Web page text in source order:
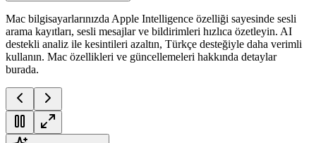
Mac bilgisayarlarınızda Apple Intelligence özelliği sayesinde sesli
arama kayıtları, sesli mesajlar ve bildirimleri hızlıca özetleyin. AI
destekli analiz ile kesintileri azaltın, Türkçe desteğiyle daha verimli
kullanın. Mac özellikleri ve güncellemeleri hakkında detaylar
burada.